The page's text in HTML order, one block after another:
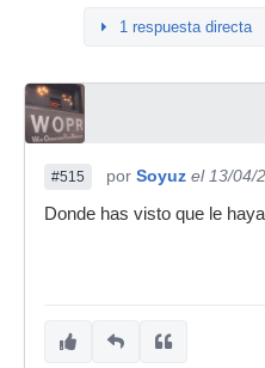
1 respuesta directa
#515 por Soyuz el 13/04/
Donde has visto que le